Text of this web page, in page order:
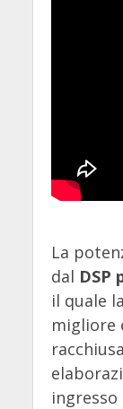
La
dal
il quale
migliore
ingresso